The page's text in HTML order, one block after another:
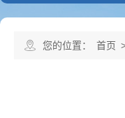
您的位置： 首页